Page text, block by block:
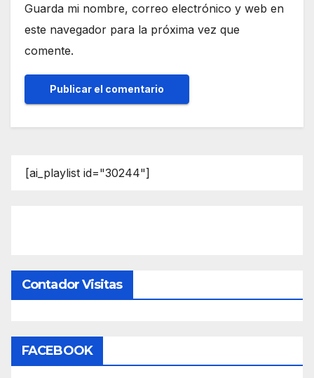
Guarda mi nombre, correo electrónico y web en
este navegador para la próxima vez que
comente.
[ai_playlist id="30244"]
Contador Visitas
FACEBOOK